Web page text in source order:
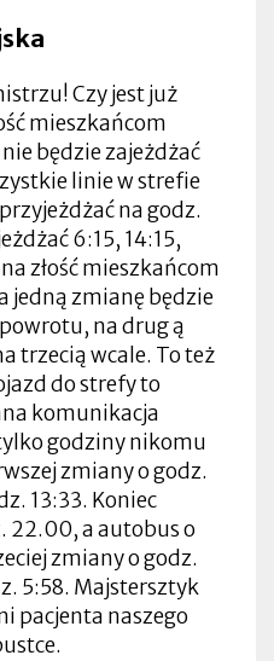
Czy jest już
mieszkańcom
będzie zajeżdżać
linie w strefie
na godz.
6:15, 14:15,
złość mieszkańcom
jedną zmianę będzie
na drug ą
trzecią wcale. To też
do strefy to
komunikacja
godziny nikomu
zmiany o godz.
13:33. Koniec
22.00, a autobus o
zmiany o godz.
5:58. Majstersztyk
pacjenta naszego